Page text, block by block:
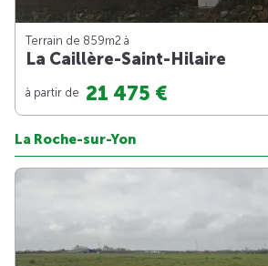
Terrain de 859m2 à
La Caillère-Saint-Hilaire
à partir de 21 475 €
La Roche-sur-Yon